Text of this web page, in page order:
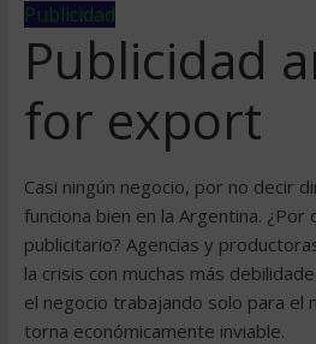
Publicidad
Publicidad
for export
Casi ningún negocio, por no decir
funciona bien en la Argentina. ¿Por
publicitario? Agencias y
la crisis con muchas más
el negocio trabajando solo para el
torna económicamente inviable.